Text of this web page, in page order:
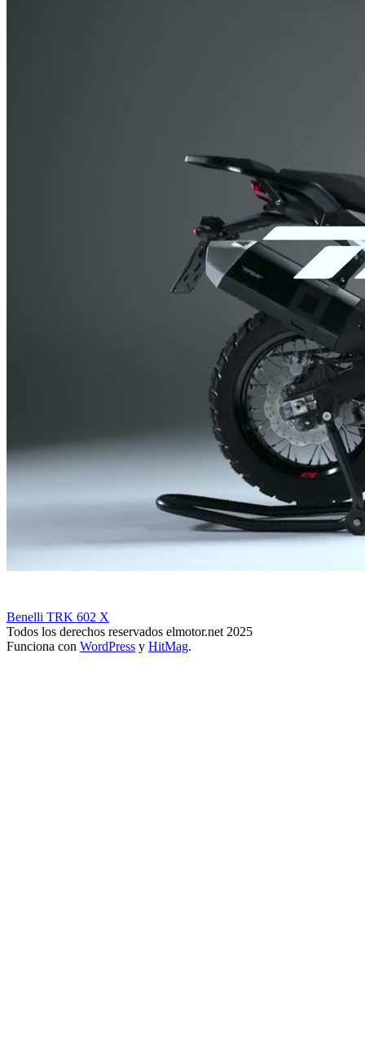
Benelli TRK 602 X
Todos los derechos reservados elmotor.net 2025
Funciona con WordPress y HitMag.